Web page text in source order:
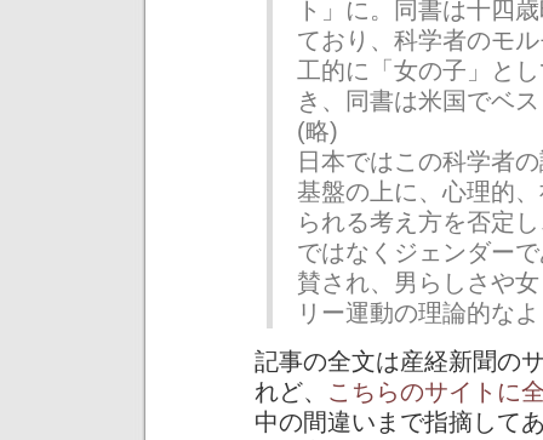
ト」に。同書は十四
ており、科学者のモ
工的に「女の子」と
き、同書は米国でベ
(略)
日本ではこの科学者
基盤の上に、心理的
られる考え方を否定
ではなくジェンダー
賛され、男らしさや
リー運動の理論的な
記事の全文は産経新聞の
れど、 こちらのサイトに
中の間違いまで指摘して